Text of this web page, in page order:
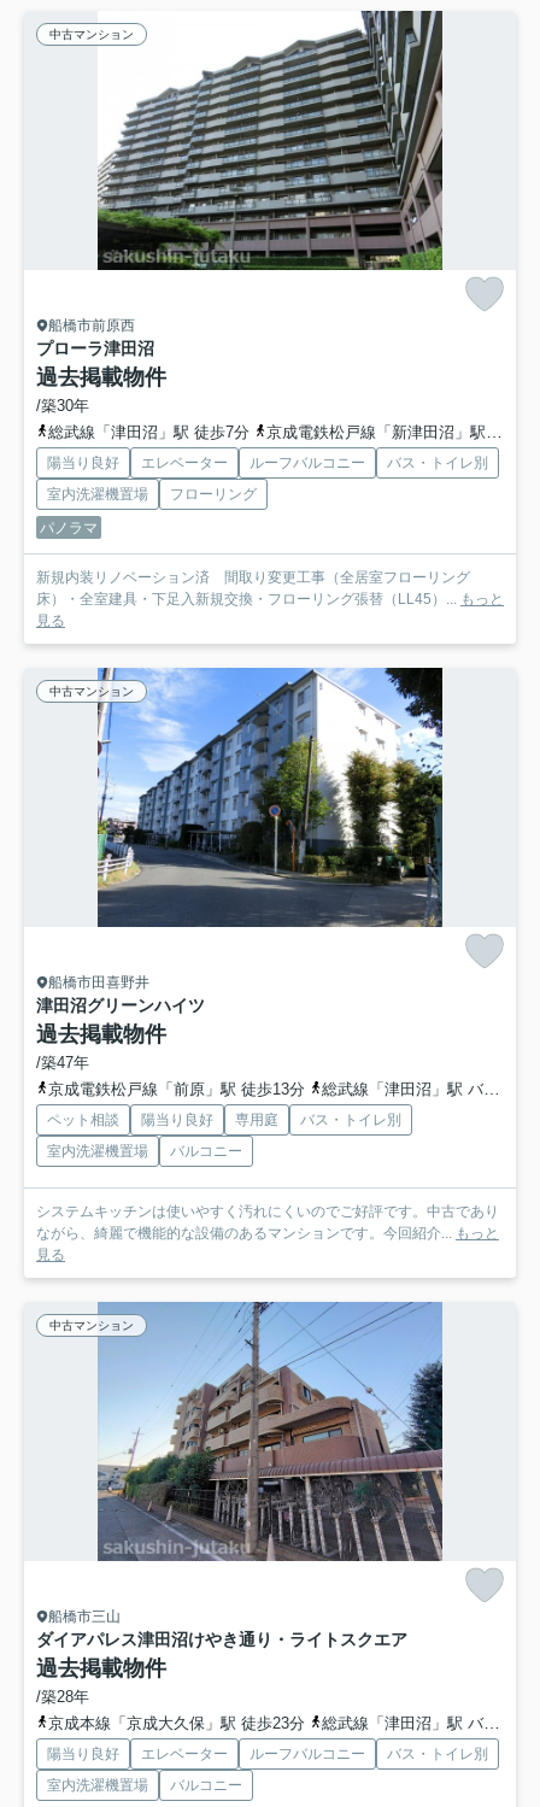
中古マンション
船橋市前原西
プローラ津田沼
過去掲載物件
/築30年
総武線「津田沼」駅 徒歩7分
京成電鉄松戸線「新津田沼」駅 徒歩13分
陽当り良好 エレベーター ルーフバルコニー
バス・トイレ別
室内洗濯機置場
フローリング
パノラマ
新規内装リノベーション済 間取り変更工事（全居室フローリング
床）・全室建具・下足入新規交換・フローリング張替（LL45）...
もっと
見る
中古マンション
船橋市田喜野井
津田沼グリーンハイツ
過去掲載物件
/築47年
京成電鉄松戸線「前原」駅 徒歩13分
総武線「津田沼」駅 バス14分 「一号棟前」 停歩1分
ペット相談 陽当り良好 専用庭
バス・トイレ別
室内洗濯機置場
バルコニー
システムキッチンは使いやすく汚れにくいのでご好評です。中古であり
ながら、綺麗で機能的な設備のあるマンションです。今回紹介...
もっと
見る
中古マンション
船橋市三山
ダイアパレス津田沼けやき通り・ライトスクエア
過去掲載物件
/築28年
京成本線「京成大久保」駅 徒歩23分
総武線「津田沼」駅 バス16分 「三山入口」 停歩3分
陽当り良好 エレベーター ルーフバルコニー
バス・トイレ別
室内洗濯機置場
バルコニー